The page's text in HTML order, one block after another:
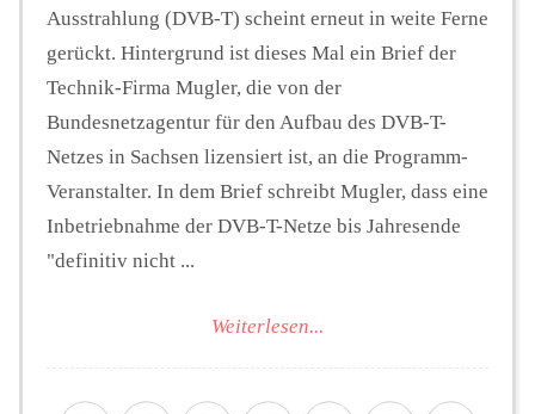
Unterstützen
Ausstrahlung (DVB-T) scheint erneut in weite Ferne
gerückt. Hintergrund ist dieses Mal ein Brief der
Technik-Firma Mugler, die von der
Bundesnetzagentur für den Aufbau des DVB-T-
Netzes in Sachsen lizensiert ist, an die Programm-
Veranstalter. In dem Brief schreibt Mugler, dass eine
Inbetriebnahme der DVB-T-Netze bis Jahresende
"definitiv nicht ...
Weiterlesen...